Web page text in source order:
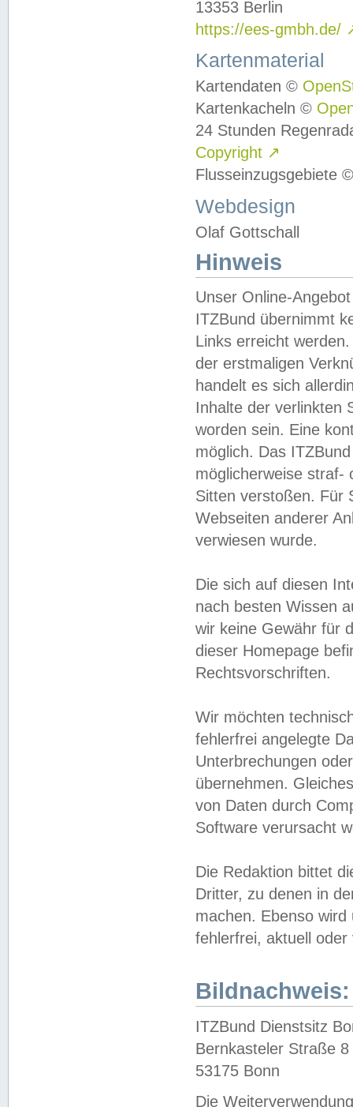
13353 Berlin
https://ees-gmbh.de/
Kartenmaterial
Kartendaten ©
Kartenkacheln ©
24 Stunden
Copyright ↗
Flusseinzugsgebiete
Webdesign
Olaf Gottschall
Hinweis
Unser Online-
ITZBund übernimmt
Links erreicht
der erstmaligen
handelt es sich
Inhalte der verlinkten
worden sein. Eine
möglich. Das
möglicherweise straf-
Sitten verstoßen. Für
Webseiten anderer
verwiesen wurde.
Die sich auf diesen
nach besten Wissen
wir keine Gewähr für
dieser Homepage
Rechtsvorschriften.
Wir möchten
fehlerfrei angelegte
Unterbrechungen
übernehmen.
von Daten durch
Software verursacht
Die Redaktion bittet
Dritter, zu denen in
machen. Ebenso
fehlerfrei, aktuell oder
Bildnachweis:
ITZBund Dienstsitz
Bernkasteler Straße 8
53175 Bonn
Die